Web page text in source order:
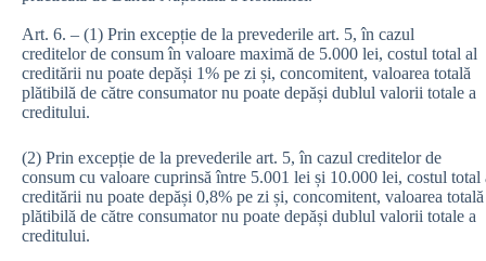
Art. 6. – (1) Prin excepție de la prevederile art. 5, în cazul
creditelor de consum în valoare maximă de 5.000 lei, costul total al
creditării nu poate depăși 1% pe zi și, concomitent, valoarea totală
plătibilă de către consumator nu poate depăși dublul valorii totale a
creditului.
(2) Prin excepție de la prevederile art. 5, în cazul creditelor de
consum cu valoare cuprinsă între 5.001 lei și 10.000 lei, costul total
creditării nu poate depăși 0,8% pe zi și, concomitent, valoarea totală
plătibilă de către consumator nu poate depăși dublul valorii totale a
creditului.